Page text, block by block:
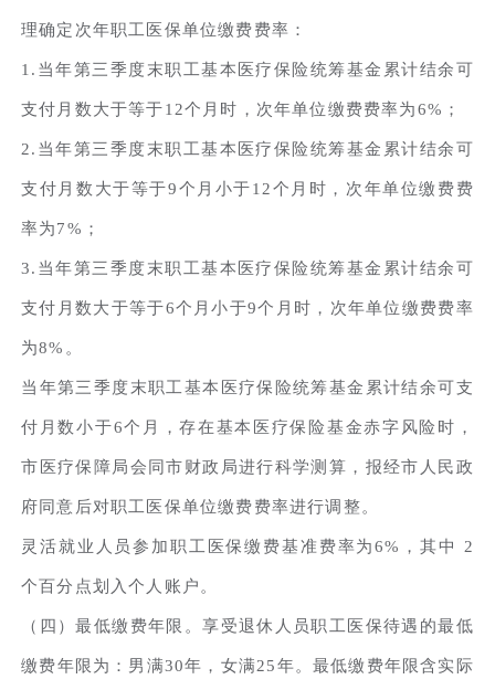
理确定次年职工医保单位缴费费率：
1.当年第三季度末职工基本医疗保险统筹基金累计结余可
支付月数大于等于12个月时，次年单位缴费费率为6%；
2.当年第三季度末职工基本医疗保险统筹基金累计结余可
支付月数大于等于9个月小于12个月时，次年单位缴费费
率为7%；
3.当年第三季度末职工基本医疗保险统筹基金累计结余可
支付月数大于等于6个月小于9个月时，次年单位缴费费率
为8%。
当年第三季度末职工基本医疗保险统筹基金累计结余可支
付月数小于6个月，存在基本医疗保险基金赤字风险时，
市医疗保障局会同市财政局进行科学测算，报经市人民政
府同意后对职工医保单位缴费费率进行调整。
灵活就业人员参加职工医保缴费基准费率为6%，其中 2
个百分点划入个人账户。
（四）最低缴费年限。享受退休人员职工医保待遇的最低
缴费年限为：男满30年，女满25年。最低缴费年限含实际